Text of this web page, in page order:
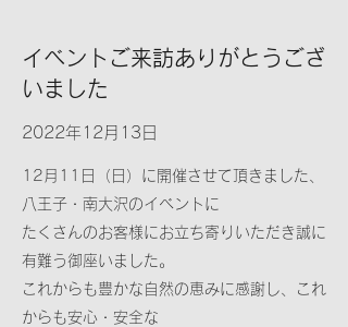
イベントご来訪ありがとうござ
いました
2022年12月13日
12月11日（日）に開催させて頂きました、
八王子・南大沢のイベントに
たくさんのお客様にお立ち寄りいただき誠に
有難う御座いました。
これからも豊かな自然の恵みに感謝し、これ
からも安心・安全な